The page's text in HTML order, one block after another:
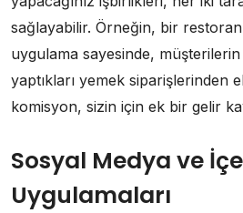
sağlayabilir. Örneğin, bir
uygulama sayesinde,
yaptıkları yemek siparişlerinden
komisyon, sizin için ek bir gelir
Sosyal Medya ve
Uygulamaları